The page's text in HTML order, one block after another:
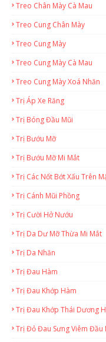
Treo Chân Mày Cà Mau
Treo Cung Chân Mày
Treo Cung Mày
Treo Cung Mày Cà Mau
Treo Cung Mày Xoá Nhăn
Trị Áp Xe Răng
Trị Bóng Đầu Mũi
Trị Bướu Mỡ
Trị Bướu Mỡ Mi Mắt
Trị Các Nốt Bớt Xấu Trên
Trị Cánh Mũi Phồng
Trị Cười Hở Nướu
Trị Da Dư Mỡ Thừa Mi Mắt
Trị Da Nhăn
Trị Đau Hàm
Trị Đau Khớp Hàm
Trị Đau Khớp Thái Dương
Trị Đỏ Đau Sưng Viêm Đầu